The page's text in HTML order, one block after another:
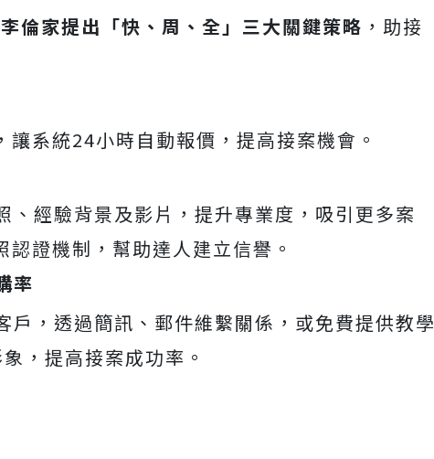
李倫家提出「快、周、全」三大關鍵策略 ，助接
系統24小時自動報價，提高接案機會。
、經驗背景及影片，提升專業度，吸引更多案
證機制，幫助達人建立信譽。
率
戶，透過簡訊、郵件維繫關係，或免費提供教學
，提高接案成功率。